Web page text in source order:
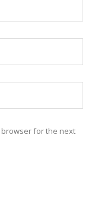
browser for the next